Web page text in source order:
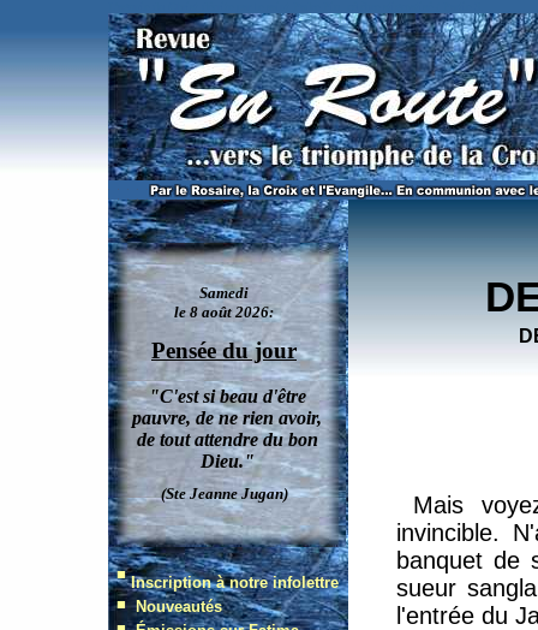
Mais
invincible.
banquet de
sueur
l'entrée du